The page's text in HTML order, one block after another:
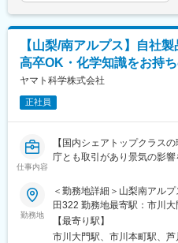
■緊急呼び出し：
クリニックがお客様となる
りません。一方でイレギュ
機）を取り入れており、万が
代休を取得します。一時対
す。
■当社について：
ロード・ジャパン・インクは
マネジメント材料、精密な
安全性・信頼性を根本から
造現場に近い立場での技術
車、航空機、産業機械、エネ
現場理解を重視する社風の
を取りながら、持続可能な
■業務内容：
【山梨/南アルプス】自社
高卒OK・化学知識をお持
ヤマト科学株式会社
正社員
仕事内容
【国内シェアトップクラス
庁とも取引があり景気の影響
当社製品を使用した試験業
いただきます。入社後は先
来的には、試験・技術対応
くことを想定しています。
勤務地
＜勤務地詳細＞山梨南アル
田322 勤務地最寄駅：市川大
能場所あり
【最寄り駅】
市川大門駅、市川本町駅、